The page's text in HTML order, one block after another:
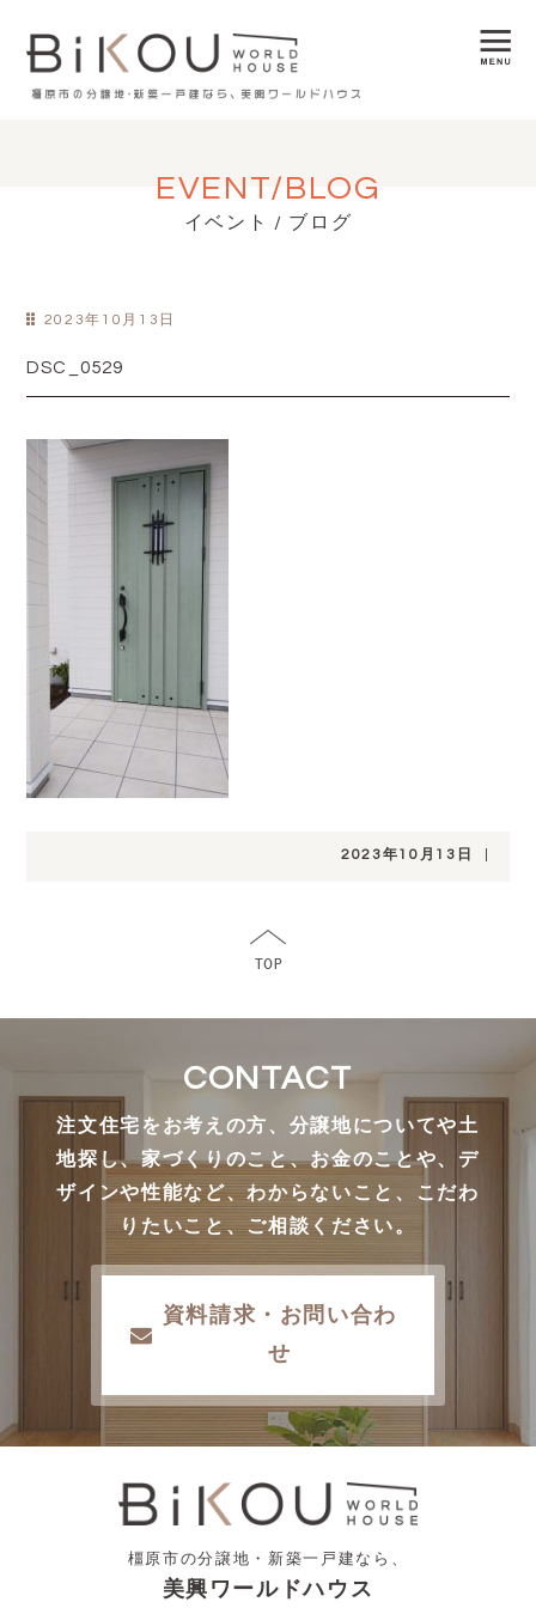
EVENT/BLOG
イベント / ブログ
2023年10月13日
DSC_0529
2023年10月13日
CONTACT
注文住宅をお考えの方、分譲地についてや土
地探し、家づくりのこと、お金のことや、デ
ザインや性能など、わからないこと、こだわ
りたいこと、ご相談ください。
資料請求・お問い合わ
せ
橿原市の分譲地・新築一戸建なら、
美興ワールドハウス